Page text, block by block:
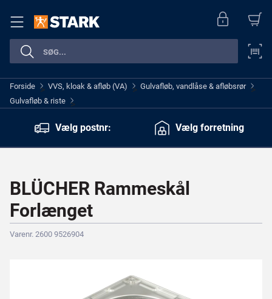
Forside > VVS, kloak & afløb (VA) > Gulvafløb, vandlåse & afløbsrør >
Gulvafløb & riste >
Vælg postnr:
Vælg forretning
BLÜCHER Rammeskål
Forlænget
Varenr. 2600 9526904